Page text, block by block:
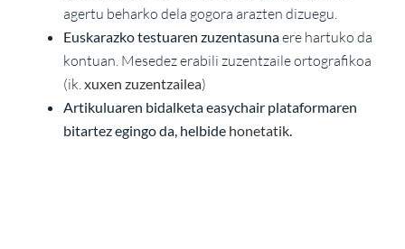
agertu beharko dela gogora arazten dizuegu.
Euskarazko testuaren zuzentasunaere hartuko da
kontuan. Mesedez erabili zuzentzaile ortografikoa
(ik. xuxen zuzentzailea)
Artikuluaren bidalketa easychair plataformaren
bitartez egingo da, helbide honetatik